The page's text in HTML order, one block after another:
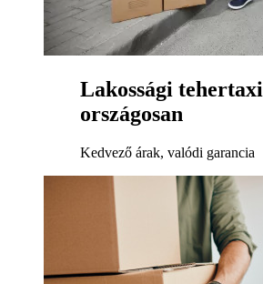
Lakossági tehertaxi
országosan
Kedvező árak, valódi garancia